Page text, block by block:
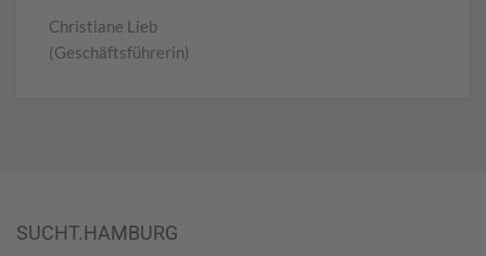
Christiane Lieb
(Geschäftsführerin)
SUCHT.HAMBURG